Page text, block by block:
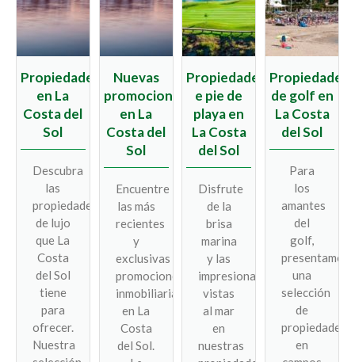
Propiedades
en La
Costa del
Sol
Descubra
las
propiedades
de lujo
que La
Costa
del Sol
tiene
para
ofrecer.
Nuestra
Nuevas
promociones
en La
Costa del
Sol
Encuentre
las más
recientes
y
exclusivas
promociones
inmobiliarias
en La
Costa
del Sol.
Propiedades
e pie de
playa en
La Costa
del Sol
Disfrute
de la
brisa
marina
y las
impresionantes
vistas
al mar
en
nuestras
Propiedades
de golf en
La Costa
del Sol
Para
los
amantes
del
golf,
presentamos
una
selección
de
propiedades
en